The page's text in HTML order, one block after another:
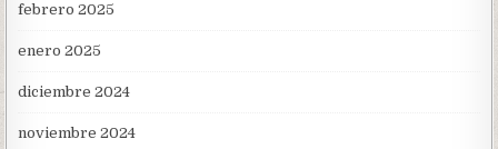
febrero 2025
enero 2025
diciembre 2024
noviembre 2024